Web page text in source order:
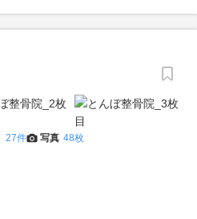
27件 写真 48枚